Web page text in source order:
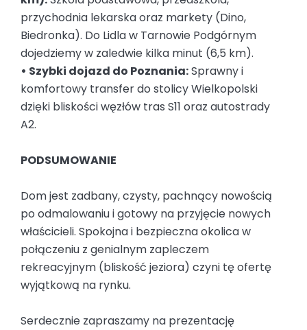
przychodnia lekarska oraz markety (Dino,
Biedronka). Do Lidla w Tarnowie Podgórnym
dojedziemy w zaledwie kilka minut (6,5 km).
• Szybki dojazd do Poznania:Sprawny i
komfortowy transfer do stolicy Wielkopolski
dzięki bliskości węzłów tras S11 oraz autostrady
A2.
PODSUMOWANIE
Dom jest zadbany, czysty, pachnący nowością
po odmalowaniu i gotowy na przyjęcie nowych
właścicieli. Spokojna i bezpieczna okolica w
połączeniu z genialnym zapleczem
rekreacyjnym (bliskość jeziora) czyni tę ofertę
wyjątkową na rynku.
Serdecznie zapraszamy na prezentację